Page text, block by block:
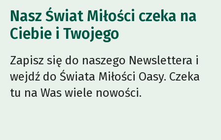
Nasz Świat Miłości czeka na
Ciebie i Twojego
Zapisz się do naszego Newslettera i
wejdź do Świata Miłości Oasy. Czeka
tu na Was wiele nowości.